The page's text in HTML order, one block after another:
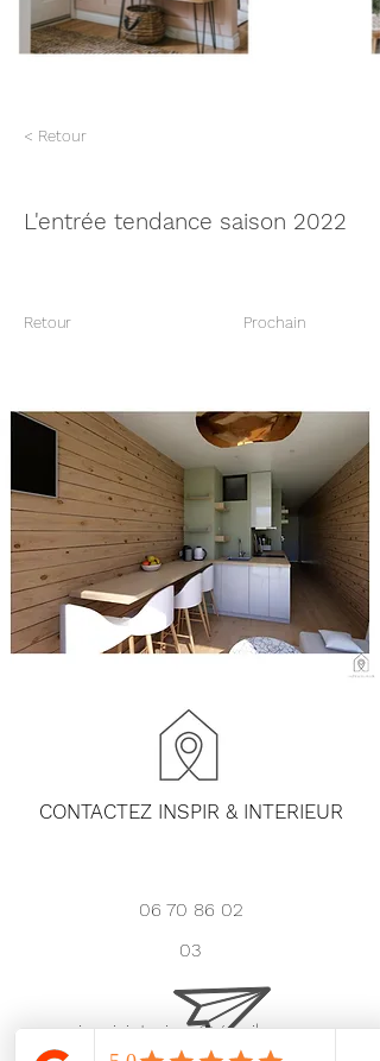
< Retour
L'entrée tendance saison 2022
Retour Prochain
CONTACTEZ INSPIR & INTERIEUR
06 70 86 02
03
inspir.interieur@gmail.com